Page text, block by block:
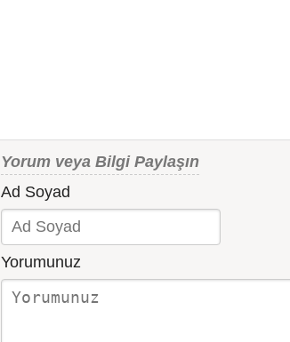
Yorum veya Bilgi Paylaşın
Ad Soyad
Yorumunuz